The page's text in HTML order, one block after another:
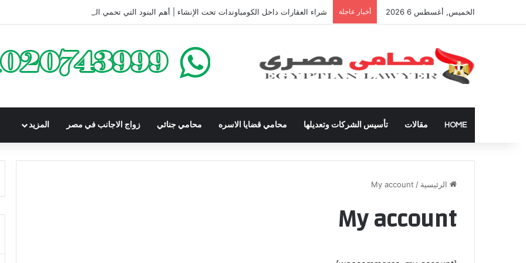
الخميس, أغسطس 6 2026 أخبار عاجلة شراء العقارات داخل الكومباوندات تحت الإنشاء | أهم البنود التي تحمي المشتري في القانون المصري
HOME مقالات تأسيس الشركات وتعديلها محامي قضايا الاسره محامي جنائي زواج الاجانب في مصر المزيد
الرئيسية /
My account
My account